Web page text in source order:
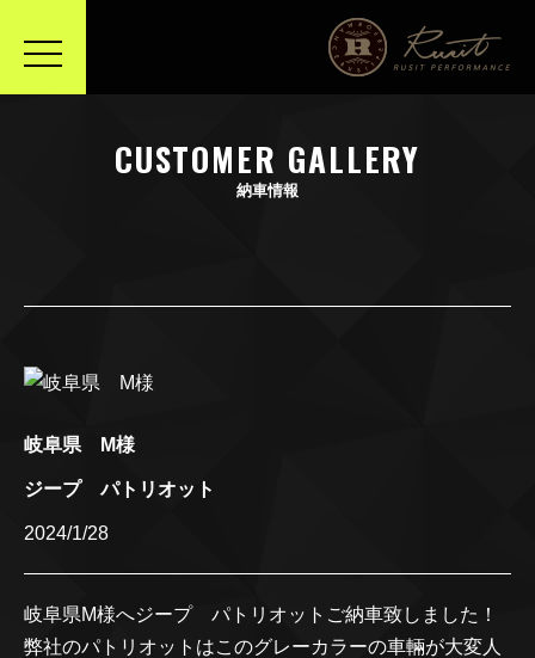
toggle
CUSTOMER GALLERY
納車情報
岐阜県 M様
ジープ パトリオット
2024/1/28
岐阜県M様へジープ パトリオットご納車致しました！
弊社のパトリオットはこのグレーカラーの車輛が大変人